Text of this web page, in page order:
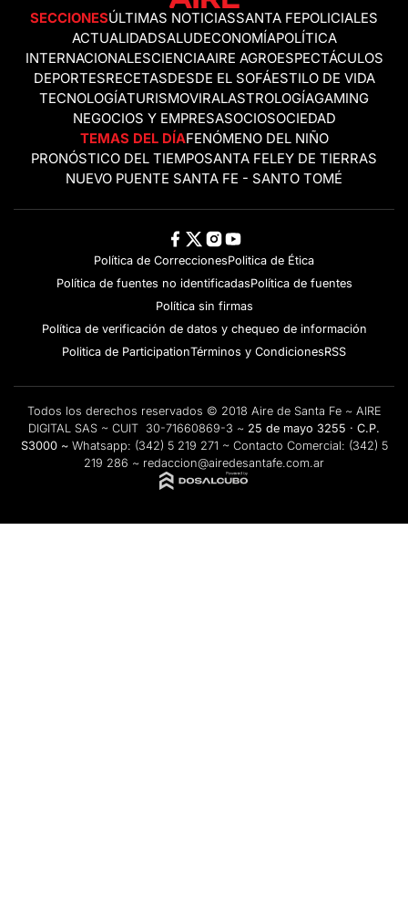
SECCIONESÚLTIMAS NOTICIASSANTA FEPOLICIALES
ACTUALIDADSALUDECONOMÍAPOLÍTICA
INTERNACIONALESCIENCIAAIRE AGROESPECTÁCULOS
DEPORTESRECETASDESDE EL SOFÁESTILO DE VIDA
TECNOLOGÍATURISMOVIRALASTROLOGÍAGAMING
NEGOCIOS Y EMPRESASOCIOSOCIEDAD
TEMAS DEL DÍAFENÓMENO DEL NIÑO
PRONÓSTICO DEL TIEMPOSANTA FELEY DE TIERRAS
NUEVO PUENTE SANTA FE - SANTO TOMÉ
Política de CorreccionesPolitica de Ética
Política de fuentes no identificadasPolítica de fuentes
Política sin firmas
Política de verificación de datos y chequeo de información
Politica de ParticipationTérminos y CondicionesRSS
Todos los derechos reservados © 2018 Aire de Santa Fe ~ AIRE
DIGITAL SAS ~ CUIT 30-71660869-3 ~ 25 de mayo 3255 · C.P.
S3000 ~ Whatsapp: (342) 5 219 271 ~ Contacto Comercial: (342) 5
219 286 ~ redaccion@airedesantafe.com.ar